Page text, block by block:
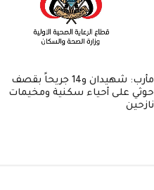
مأرب: شهيدان و14 جريحاً بقصف
حوثي على أحياء سكنية ومخيمات
نازحين